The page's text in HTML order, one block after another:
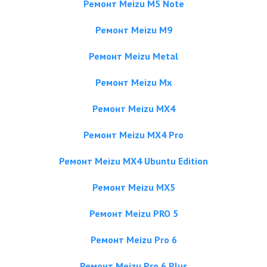
Ремонт Meizu M5 Note
Ремонт Meizu M9
Ремонт Meizu Metal
Ремонт Meizu Mx
Ремонт Meizu MX4
Ремонт Meizu MX4 Pro
Ремонт Meizu MX4 Ubuntu Edition
Ремонт Meizu MX5
Ремонт Meizu PRO 5
Ремонт Meizu Pro 6